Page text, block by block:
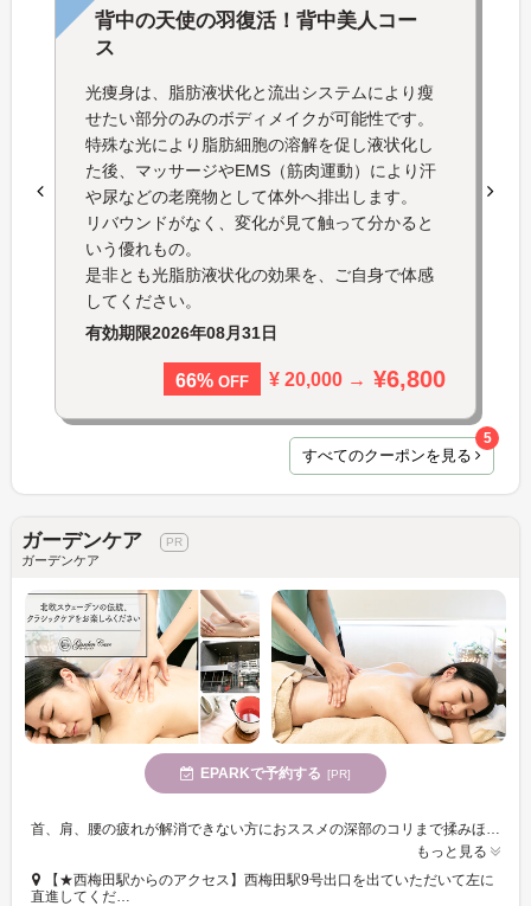
背中の天使の羽復活！背中美人コー
ス
光痩身は、脂肪液状化と流出システムにより瘦
せたい部分のみのボディメイクが可能性です。
特殊な光により脂肪細胞の溶解を促し液状化し
た後、マッサージやEMS（筋肉運動）により汗
や尿などの老廃物として体外へ排出します。
リバウンドがなく、変化が見て触って分かると
いう優れもの。
是非とも光脂肪液状化の効果を、ご自身で体感
してください。
有効期限2026年08月31日
66% OFF ¥ 20,000 → ¥6,800
すべてのクーポンを見る
5
ガーデンケア
ガーデンケア
EPARKで予約する [PR]
もっと見る
【★西梅田駅からのアクセス】西梅田駅9号出口を出ていただいて左に
直進してくだ…